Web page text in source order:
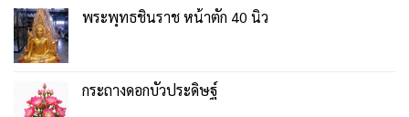
พระพุทธชินราช หน้าตัก 40 นิ้ว
กระถางดอกบัวประดิษฐ์